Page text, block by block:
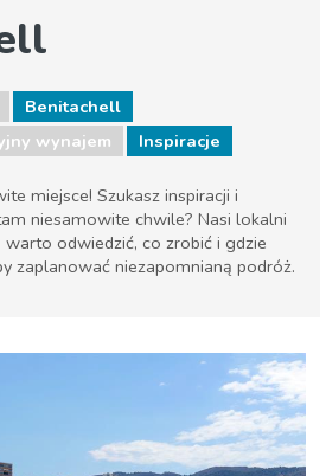
Benitachell
wynajem Inspiracje
miejsce! Szukasz inspiracji i
niesamowite chwile? Nasi lokalni
odwiedzić, co zrobić i gdzie
zaplanować niezapomnianą podróż.
Muzeum & Sztuka